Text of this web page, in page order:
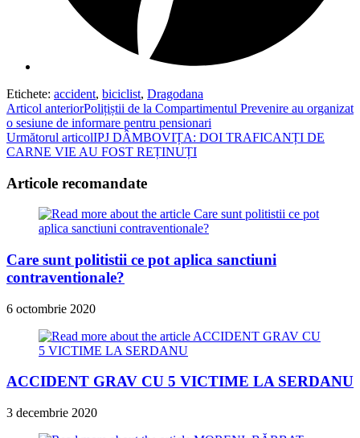
Etichete: accident, biciclist, Dragodana
Read
more
articles
Articol anteriorPolițiștii de la Compartimentul Prevenire au organizat
o sesiune de informare pentru pensionari
Următorul articolIPJ DÂMBOVIȚA: DOI TRAFICANȚI DE
CARNE VIE AU FOST REȚINUȚI
Articole recomandate
Care sunt politistii ce pot aplica sanctiuni
contraventionale?
6 octombrie 2020
ACCIDENT GRAV CU 5 VICTIME LA SERDANU
3 decembrie 2020